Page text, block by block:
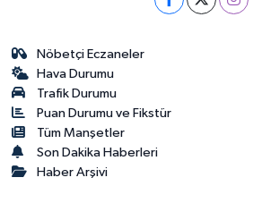
Nöbetçi Eczaneler
Hava Durumu
Trafik Durumu
Puan Durumu ve Fikstür
Tüm Manşetler
Son Dakika Haberleri
Haber Arşivi